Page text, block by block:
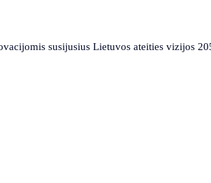
susijusius Lietuvos ateities vizijos